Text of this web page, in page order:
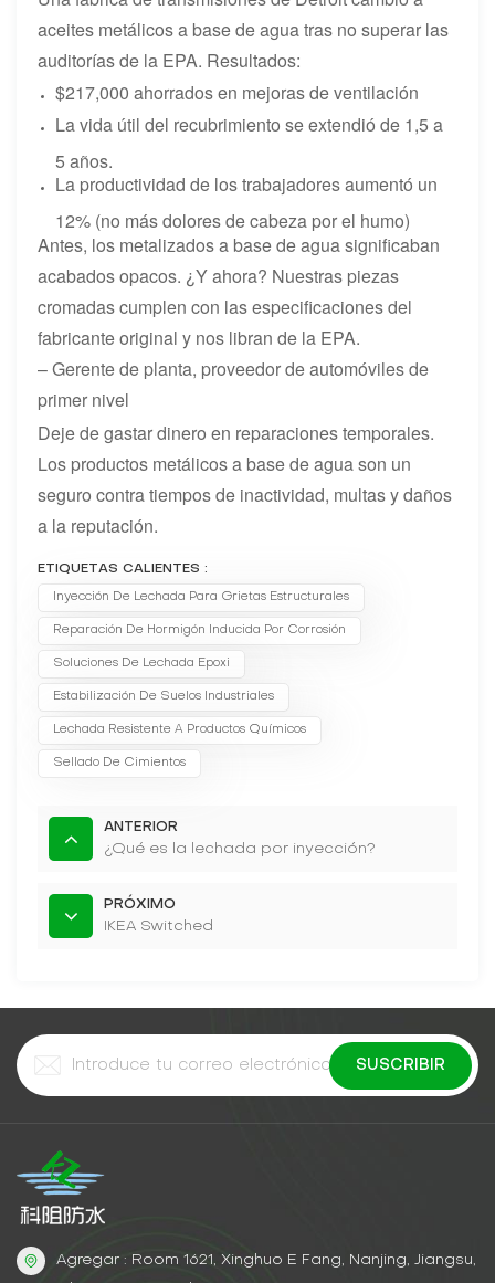
aceites metálicos a base de agua tras no superar las
auditorías de la EPA. Resultados:
$217,000 ahorrados en mejoras de ventilación
La vida útil del recubrimiento se extendió de 1,5 a
5 años.
La productividad de los trabajadores aumentó un
12% (no más dolores de cabeza por el humo)
Antes, los metalizados a base de agua significaban
acabados opacos. ¿Y ahora? Nuestras piezas
cromadas cumplen con las especificaciones del
fabricante original y nos libran de la EPA.
– Gerente de planta, proveedor de automóviles de
primer nivel
Deje de gastar dinero en reparaciones temporales.
Los productos metálicos a base de agua son un
seguro contra tiempos de inactividad, multas y daños
a la reputación.
ETIQUETAS CALIENTES :
Inyección De Lechada Para Grietas Estructurales
Reparación De Hormigón Inducida Por Corrosión
Soluciones De Lechada Epoxi
Estabilización De Suelos Industriales
Lechada Resistente A Productos Químicos
Sellado De Cimientos
ANTERIOR
¿Qué es la lechada por inyección?
PRÓXIMO
IKEA Switched
Agregar : Room 1621, Xinghuo E Fang, Nanjing, Jiangsu,